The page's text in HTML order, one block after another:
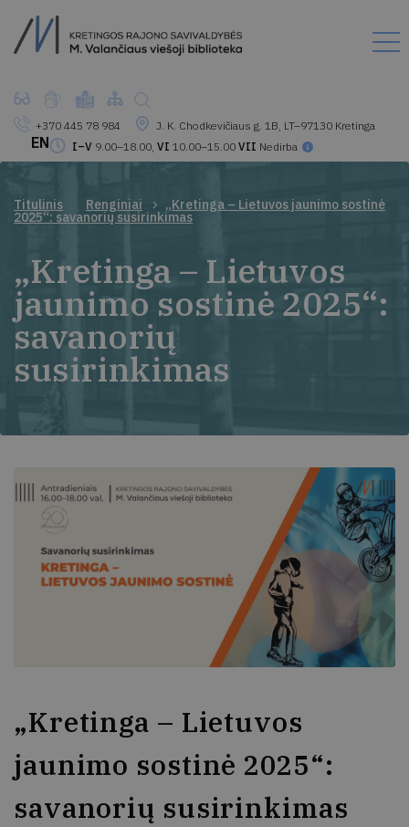
+370 445 78 984
J. K. Chodkevičiaus g. 1B, LT–97130 Kretinga
I–V 9.00–18.00, VI 10.00–15.00 VII Nedirba
EN
Titulinis Renginiai „Kretinga – Lietuvos jaunimo sostinė
2025“: savanorių susirinkimas
„Kretinga – Lietuvos
jaunimo sostinė 2025“:
savanorių
susirinkimas
„Kretinga – Lietuvos
jaunimo sostinė 2025“:
savanorių susirinkimas